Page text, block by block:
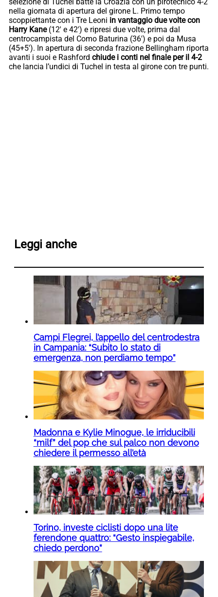
nella giornata di apertura del girone L. Primo tempo
scoppiettante con i Tre Leoni in vantaggio due volte con
Harry Kane(12′ e 42′) e ripresi due volte, prima dal
centrocampista del Como Baturina (36′) e poi da Musa
(45+5′). In apertura di seconda frazione Bellingham riporta
avanti i suoi e Rashford chiude i conti nel finale per il 4-2
che lancia l’undici di Tuchel in testa al girone con tre punti.
Leggi anche
Campi Flegrei, l’appello del centrodestra
in Campania: “Subito lo stato di
emergenza, non perdiamo tempo”
Madonna e Kylie Minogue, le irriducibili
“milf” del pop che sul palco non devono
chiedere il permesso all’età
Torino, investe ciclisti dopo una lite
ferendone quattro: “Gesto inspiegabile,
chiedo perdono”